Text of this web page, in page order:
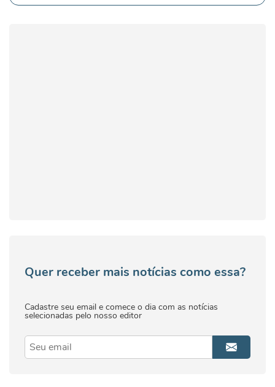
Quer receber mais notícias como essa?
Cadastre seu email e comece o dia com as notícias
selecionadas pelo nosso editor